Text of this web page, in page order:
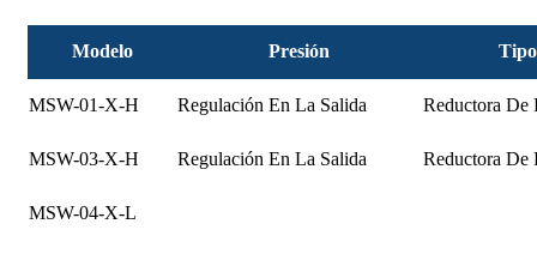
Modelo Presión
MSW-01-X-H Regulación En La Salida Reductora De
MSW-03-X-H Regulación En La Salida Reductora De
MSW-04-X-L